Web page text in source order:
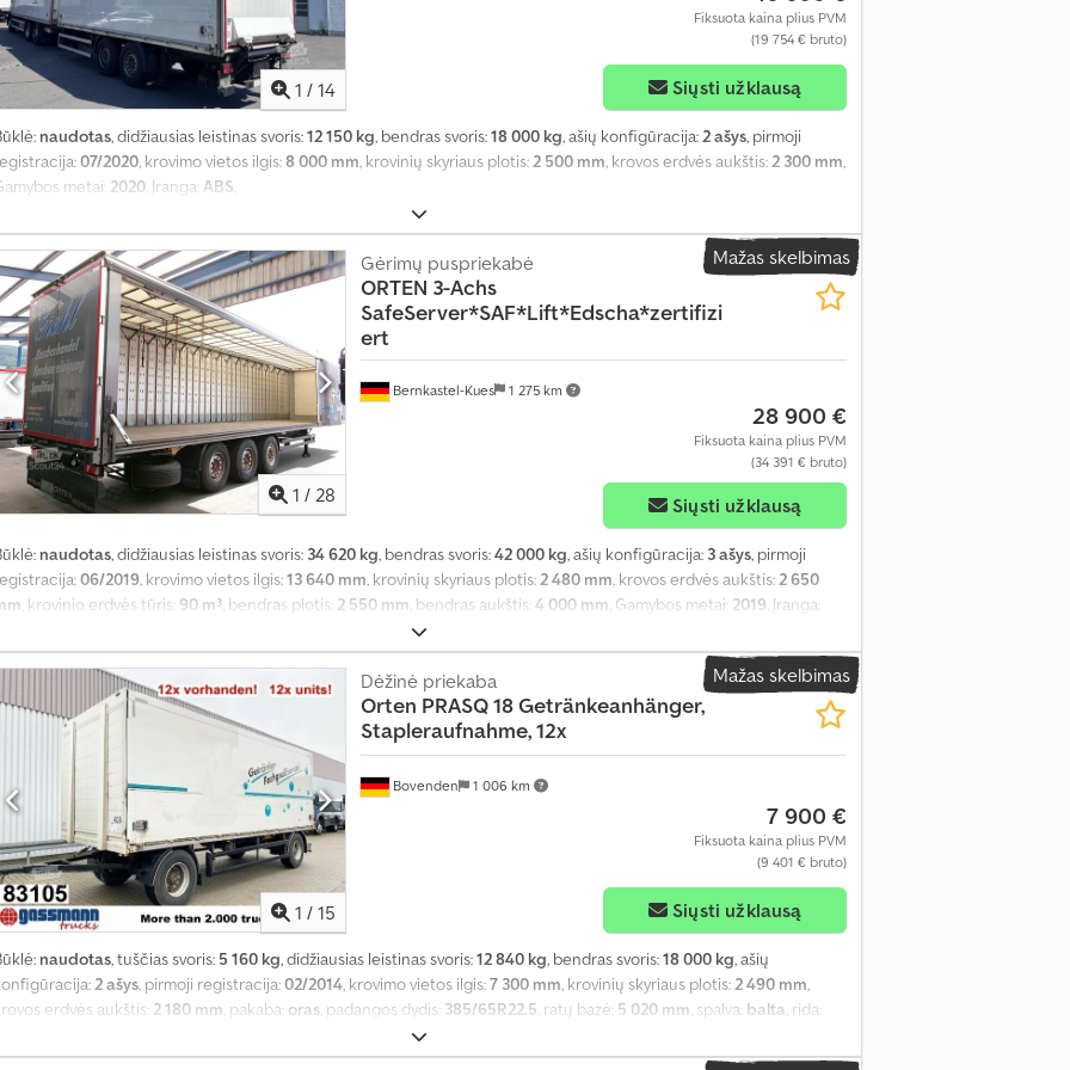
1 / 14
Fiksuota kaina plius PVM
(19 754 € bruto)
Siųsti užklausą
naudotas, didžiausias leistinas svoris:12 150 kg, bendras svoris:18 000 kg, ašių konfigūracija:2 ašys, pirmoji
07/2020, krovimo vietos ilgis:8 000 mm, krovinių skyriaus plotis:2 500 mm, krovos erdvės aukštis:2 300 mm,
metai: 2020, Įranga: ABS,
Mažas skelbimas
1 / 28
Bernkastel-Kues 1 275 km
Gėrimų puspriekabė
ORTEN 3-Achs
SafeServer*SAF*Lift*Edscha*zertifizi
ert
28 900 €
Fiksuota kaina plius PVM
(34 391 € bruto)
Siųsti užklausą
naudotas, didžiausias leistinas svoris: 34 620 kg, bendras svoris:42 000 kg, ašių konfigūracija: 3 ašys, pirmoji
06/2019, krovimo vietos ilgis:13 640 mm, krovinių skyriaus plotis:2 480 mm, krovos erdvės aukštis:2 650
, krovinio erdvės tūris: 90 m³, bendras plotis: 2 550 mm, bendras aukštis:4 000 mm, Gamybos metai: 2019, Įranga:
Mažas skelbimas
1 / 15
Bovenden 1 006 km
Dėžinė priekaba
Orten PRASQ 18 Getränkeanhänger,
Stapleraufnahme, 12x
7 900 €
Fiksuota kaina plius PVM
(9 401 € bruto)
Siųsti užklausą
naudotas, tuščias svoris: 5 160 kg, didžiausias leistinas svoris:12 840 kg, bendras svoris:18 000 kg, ašių
2 ašys, pirmoji registracija:02/2014, krovimo vietos ilgis:7 300 mm, krovinių skyriaus plotis:2 490 mm,
erdvės aukštis: 2 180 mm, pakaba: oras, padangos dydis: 385/65R22.5, ratų bazė: 5 020 mm, spalva: balta, rida:
, Įranga:ABS